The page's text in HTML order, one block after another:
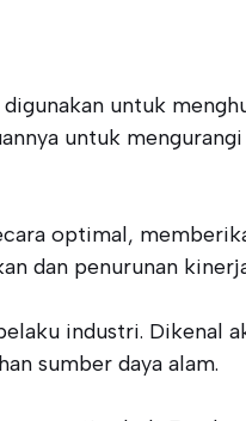
untuk
untuk
optimal,
dan penurunan
industri. Dikenal
sumber daya alam.